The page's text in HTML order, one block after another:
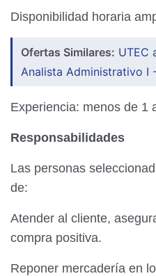
Disponibilidad horaria
Ofertas Similares: UTEC
Analista Administrativo I
Experiencia: menos de 1
Responsabilidades
Las personas
de:
Atender al cliente,
compra positiva.
Reponer mercadería en